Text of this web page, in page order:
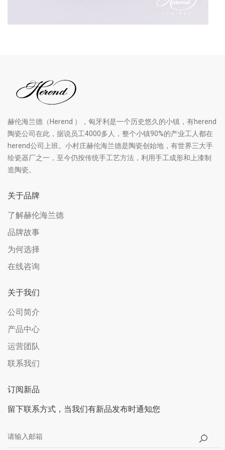
赫伦海兰德（Herend ），匈牙利是一个历史悠久的小镇，有herend
陶瓷公司在此，据说员工4000多人，整个小镇90%的产业工人都在
herend公司上班。小村庄赫伦海兰德是陶瓷创始地，有世界三大手
绘瓷器厂之一，至今仍按传统手工艺方法，利用手工成形和上漆制
造陶瓷。
关于品牌
了解赫伦海兰德
品牌故事
为何选择
在线咨询
关于我们
公司简介
产品中心
运营团队
联系我们
订阅新品
留下联系方式，当我们有新品发布时通知您